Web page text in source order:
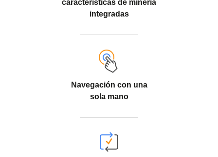
características de minería
integradas
Navegación con una
sola mano